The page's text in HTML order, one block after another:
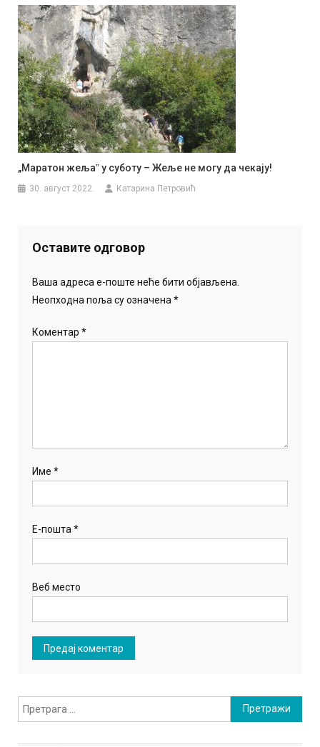
„Маратон жељаˮ у суботу – Жеље не могу да чекају!
30. август 2022. Катарина Петровић
Оставите одговор
Ваша адреса е-поште неће бити објављена.
Неопходна поља су означена*
Коментар*
Име*
Е-пошта*
Веб место
Претрага
за: